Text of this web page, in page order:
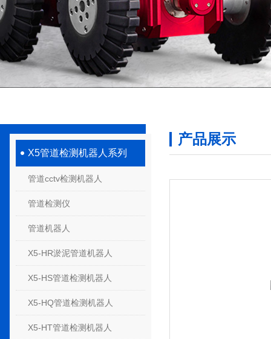
X5管道检测机器人系列
管道cctv检测机器人
管道检测仪
管道机器人
X5-HR淤泥管道机器人
X5-HS管道检测机器人
X5-HQ管道检测机器人
X5-HT管道检测机器人
产品展示